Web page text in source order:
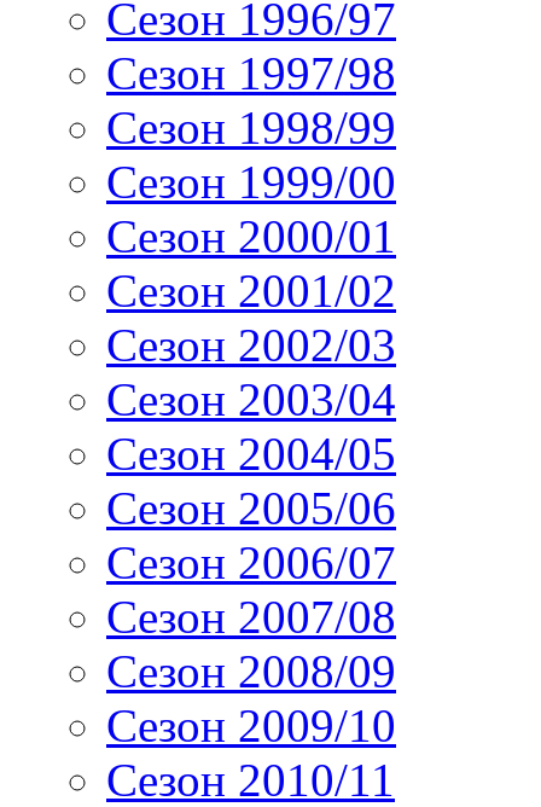
Сезон 1996/97
Сезон 1997/98
Сезон 1998/99
Сезон 1999/00
Сезон 2000/01
Сезон 2001/02
Сезон 2002/03
Сезон 2003/04
Сезон 2004/05
Сезон 2005/06
Сезон 2006/07
Сезон 2007/08
Сезон 2008/09
Сезон 2009/10
Сезон 2010/11